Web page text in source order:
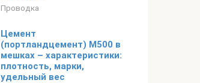
Проводка
Цемент
(портландцемент) М500 в
мешках – характеристики:
плотность, марки,
удельный вес